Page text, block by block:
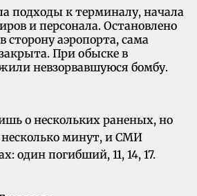
подходы к терминалу, начала
и персонала. Остановлено
сторону аэропорта, сама
При обыске в
невзорвавшуюся бомбу.
о нескольких раненых, но
минут, и СМИ
один погибший, 11, 14, 17.